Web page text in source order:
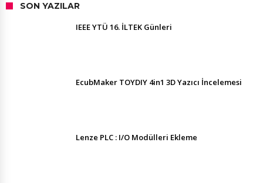
SON YAZILAR
IEEE YTÜ 16. İLTEK Günleri
EcubMaker TOYDIY 4in1 3D Yazıcı İncelemesi
Lenze PLC : I/O Modülleri Ekleme